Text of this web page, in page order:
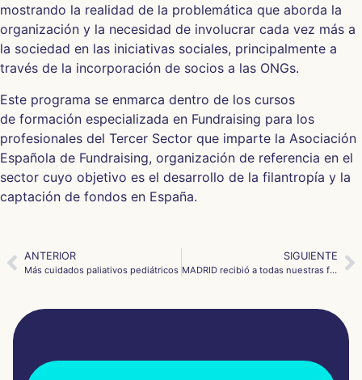
mostrando la realidad de la problemática que aborda la
organización y la necesidad de involucrar cada vez más a
la sociedad en las iniciativas sociales, principalmente a
través de la incorporación de socios a las ONGs.
Este programa se enmarca dentro de los cursos
de formación especializada en Fundraising para los
profesionales del Tercer Sector que imparte la Asociación
Española de Fundraising, organización de referencia en el
sector cuyo objetivo es el desarrollo de la filantropía y la
captación de fondos en España.
ANTERIOR
Más cuidados paliativos pediátricos
SIGUIENTE
MADRID recibió a todas nuestras familias de Europa